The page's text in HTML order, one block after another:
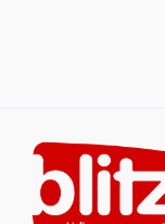
content